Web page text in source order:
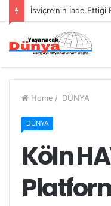
Home / DÜNYA
DÜNYA
Köln